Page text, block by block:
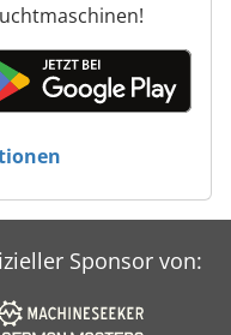
Sponsor von: